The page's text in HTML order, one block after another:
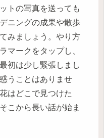
トの写真を送っても
ニングの成果や散歩
みましょう。やり方
マークをタップし、
初は少し緊張しまし
うことはありませ
はどこで見つけた
こから長い話が始ま